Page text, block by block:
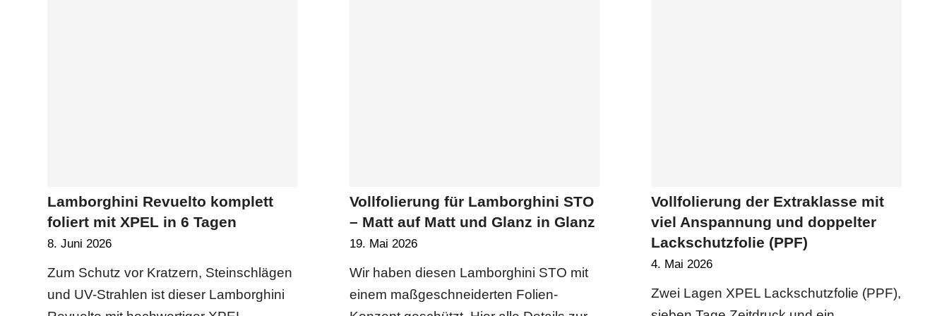
Lamborghini Revuelto komplett
foliert mit XPEL in 6 Tagen
8. Juni 2026
Zum Schutz vor Kratzern, Steinschlägen
und UV-Strahlen ist dieser Lamborghini
Vollfolierung für Lamborghini STO
– Matt auf Matt und Glanz in Glanz
19. Mai 2026
Wir haben diesen Lamborghini STO mit
einem maßgeschneiderten Folien-
Vollfolierung der Extraklasse mit
viel Anspannung und doppelter
Lackschutzfolie (PPF)
4. Mai 2026
Zwei Lagen XPEL Lackschutzfolie (PPF),